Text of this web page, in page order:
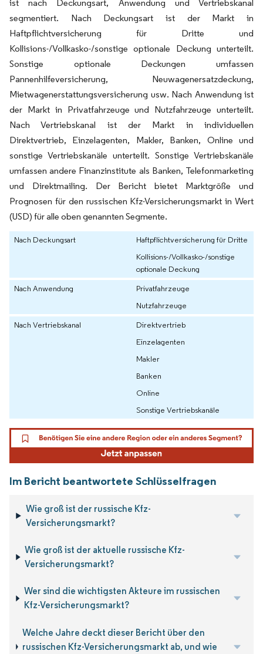
ist nach Deckungsart, Anwendung und Vertriebskanal
segmentiert. Nach Deckungsart ist der Markt in
Haftpflichtversicherung für Dritte und
Kollisions-/Vollkasko-/sonstige optionale Deckung unterteilt.
Sonstige optionale Deckungen umfassen
Pannenhilfeversicherung, Neuwagenersatzdeckung,
Mietwagenerstattungsversicherung usw. Nach Anwendung ist
der Markt in Privatfahrzeuge und Nutzfahrzeuge unterteilt.
Nach Vertriebskanal ist der Markt in individuellen
Direktvertrieb, Einzelagenten, Makler, Banken, Online und
sonstige Vertriebskanäle unterteilt. Sonstige Vertriebskanäle
umfassen andere Finanzinstitute als Banken, Telefonmarketing
und Direktmailing. Der Bericht bietet Marktgröße und
Prognosen für den russischen Kfz-Versicherungsmarkt in Wert
(USD) für alle oben genannten Segmente.
Nach Deckungsart
Haftpflichtversicherung für Dritte
Kollisions-/Vollkasko-/sonstige
optionale Deckung
Nach Anwendung
Privatfahrzeuge
Nutzfahrzeuge
Nach Vertriebskanal
Direktvertrieb
Einzelagenten
Makler
Banken
Online
Sonstige Vertriebskanäle
Im Bericht beantwortete Schlüsselfragen
Wie groß ist der russische Kfz-
Versicherungsmarkt?
Wie groß ist der aktuelle russische Kfz-
Versicherungsmarkt?
Wer sind die wichtigsten Akteure im russischen
Kfz-Versicherungsmarkt?
Welche Jahre deckt dieser Bericht über den
russischen Kfz-Versicherungsmarkt ab, und wie